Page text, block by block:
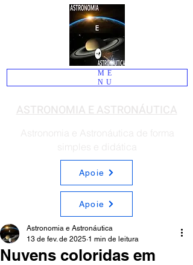
ASTRONOMIA E ASTRONÁUTICA
ME
NU
Astronomia e Astronáutica de forma
simples e didática
Apoie
Apoie
Nuvens coloridas em
Astronomia e Astronáutica
13 de fev. de 2025 1 min de leitura